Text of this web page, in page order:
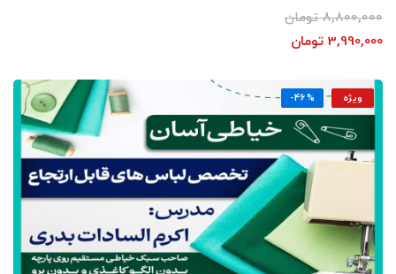
8,800,000 تومان
3,990,000 تومان
ویژه -46%